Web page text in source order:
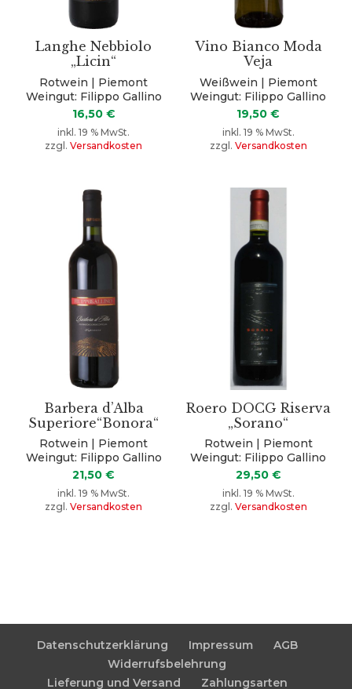
Langhe Nebbiolo
„Licin“
Rotwein | Piemont
Weingut: Filippo Gallino
16,50 €
inkl. 19 % MwSt.
zzgl.Versandkosten
Vino Bianco Moda
Veja
Weißwein | Piemont
Weingut: Filippo Gallino
19,50€
inkl. 19 % MwSt.
zzgl. Versandkosten
Barbera d’Alba
Superiore“Bonora“
Rotwein | Piemont
Weingut: Filippo Gallino
21,50€
inkl. 19 % MwSt.
zzgl.Versandkosten
Roero DOCG Riserva
„Sorano“
Rotwein | Piemont
Weingut: Filippo Gallino
29,50 €
inkl. 19 % MwSt.
zzgl. Versandkosten
Datenschutzerklärung Impressum
AGB
Widerrufsbelehrung
Lieferung und Versand
Zahlungsarten